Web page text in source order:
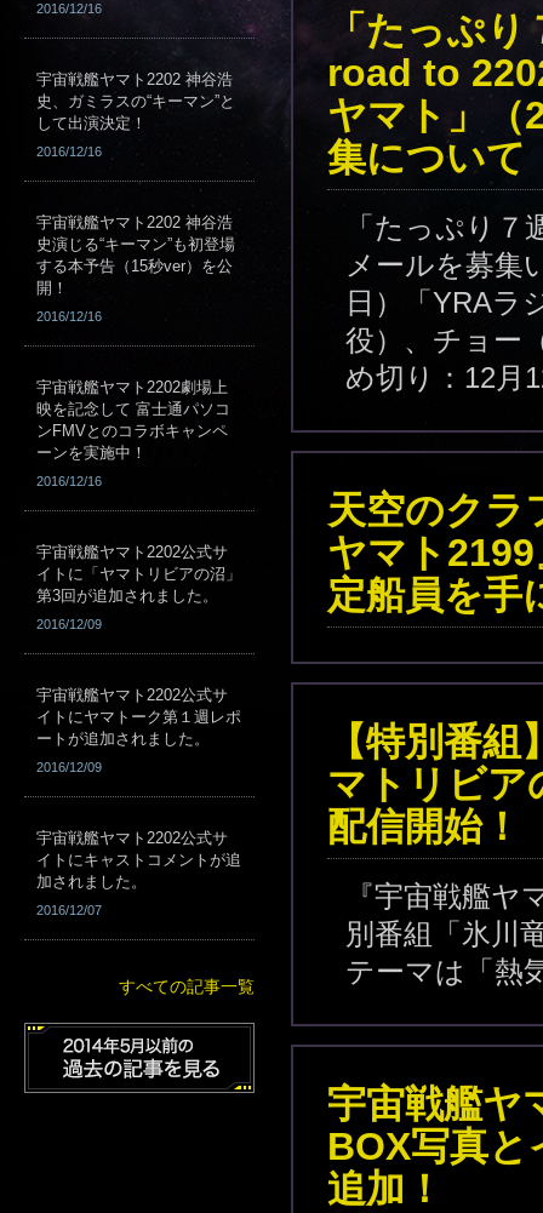
2016/12/16
宇宙戦艦ヤマト2202 神谷浩
史、ガミラスの“キーマン”と
して出演決定！
2016/12/16
宇宙戦艦ヤマト2202 神谷浩
史演じる“キーマン”も初登場
する本予告（15秒ver）を公
開！
2016/12/16
宇宙戦艦ヤマト2202劇場上
映を記念して 富士通パソコ
ンFMVとのコラボキャンペ
ーンを実施中！
2016/12/16
宇宙戦艦ヤマト2202公式サ
イトに「ヤマトリビアの沼」
第3回が追加されました。
2016/12/09
宇宙戦艦ヤマト2202公式サ
イトにヤマトーク第１週レポ
ートが追加されました。
2016/12/09
宇宙戦艦ヤマト2202公式サ
イトにキャストコメントが追
加されました。
2016/12/07
すべての記事一覧
「たっぷ
road to
ヤマト」（
集について
「たっぷり
メールを募集
日）「YRAラ
役）、チョー
め切り：12月
天空のクラ
ヤマト
定船員を手
【特別番
マトリビア
配信開始！
『宇宙戦艦
別番組「氷川
テーマは「熱
宇宙戦艦ヤ
BOX写真
追加！